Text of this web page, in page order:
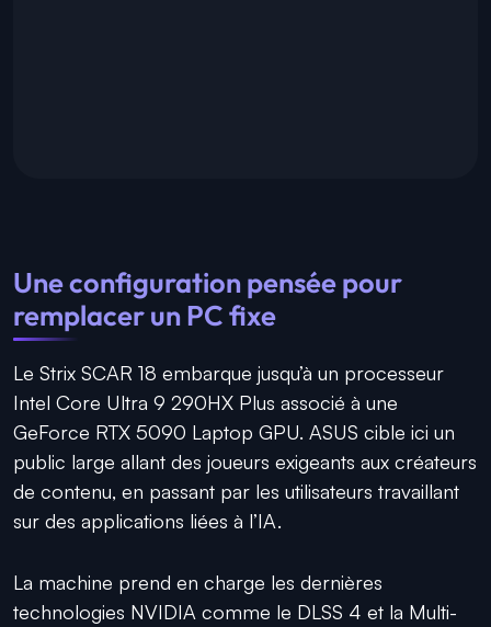
Une configuration pensée pour
remplacer un PC fixe
Le Strix SCAR 18 embarque jusqu’à un processeur
Intel Core Ultra 9 290HX Plus associé à une
GeForce RTX 5090 Laptop GPU. ASUS cible ici un
public large allant des joueurs exigeants aux créateurs
de contenu, en passant par les utilisateurs travaillant
sur des applications liées à l’IA.
La machine prend en charge les dernières
technologies NVIDIA comme le DLSS 4 et la Multi-